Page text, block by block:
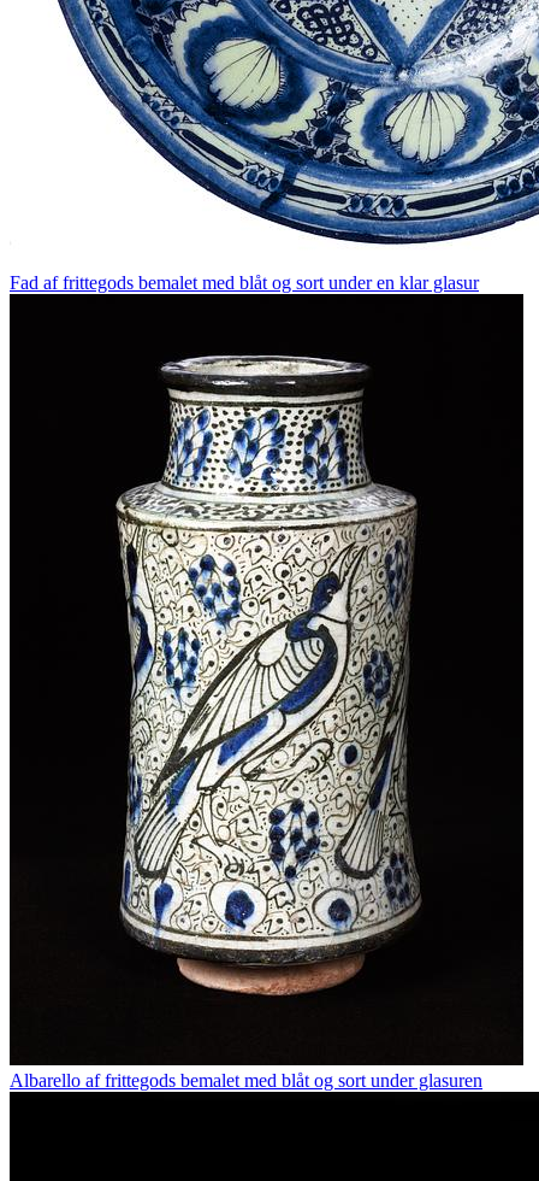
Fad af frittegods bemalet med blåt og sort under en klar glasur
Albarello af frittegods bemalet med blåt og sort under glasuren